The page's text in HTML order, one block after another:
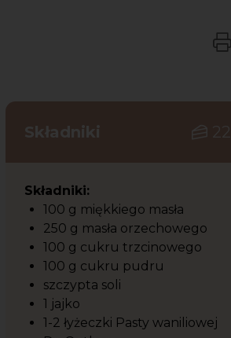
Składniki 22
Składniki:
100 g miękkiego masła
250 g masła orzechowego
100 g cukru trzcinowego
100 g cukru pudru
szczypta soli
1 jajko
1-2 łyżeczki Pasty waniliowej